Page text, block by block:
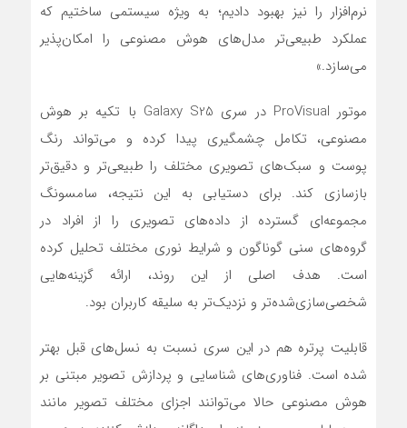
نرم‌افزار را نیز بهبود دادیم؛ به‌ ویژه سیستمی ساختیم که
عملکرد طبیعی‌تر مدل‌های هوش مصنوعی را امکان‌پذیر
می‌سازد.»
موتور ProVisual در سری Galaxy S25 با تکیه بر هوش
مصنوعی، تکامل چشمگیری پیدا کرده و می‌تواند رنگ
پوست و سبک‌های تصویری مختلف را طبیعی‌تر و دقیق‌تر
بازسازی کند. برای دستیابی به این نتیجه، سامسونگ
مجموعه‌ای گسترده از داده‌های تصویری را از افراد در
گروه‌های سنی گوناگون و شرایط نوری مختلف تحلیل کرده
است. هدف اصلی از این روند، ارائه‌ گزینه‌هایی
شخصی‌سازی‌شده‌تر و نزدیک‌تر به سلیقه‌ کاربران بود.
قابلیت پرتره هم در این سری نسبت به نسل‌های قبل بهتر
شده است. فناوری‌های شناسایی و پردازش تصویر مبتنی بر
هوش مصنوعی حالا می‌توانند اجزای مختلف تصویر مانند